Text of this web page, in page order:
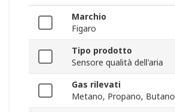
Marchio
Figaro
Tipo prodotto
Sensore qualità dell'aria
Gas rilevati
Metano, Propano, Butano